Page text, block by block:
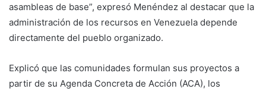
asambleas de base”, expresó Menéndez al destacar que la
administración de los recursos en Venezuela depende
directamente del pueblo organizado.
Explicó que las comunidades formulan sus proyectos a
partir de su Agenda Concreta de Acción (ACA), los